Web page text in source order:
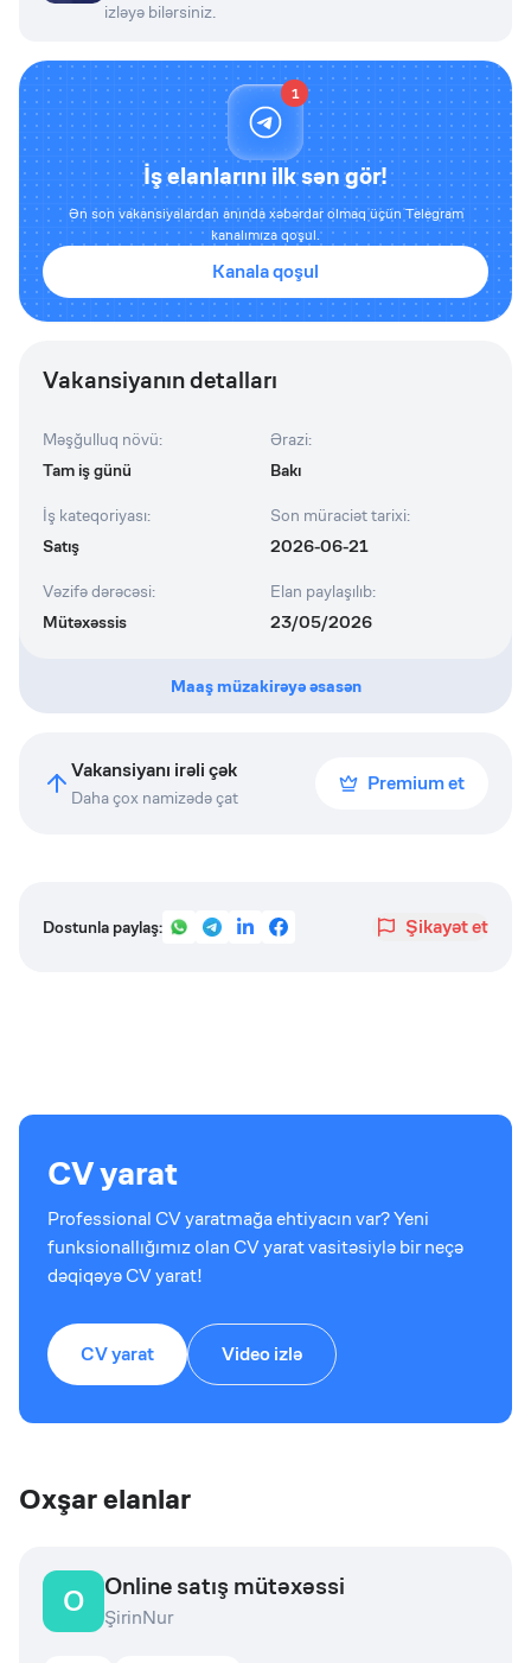
izləyə bilərsiniz.
1
İş elanlarını ilk sən gör!
Ən son vakansiyalardan anında xəbərdar olmaq üçün Telegram
kanalımıza qoşul.
Kanala qoşul
Vakansiyanın detalları
Məşğulluq növü:
Tam iş günü
Ərazi:
Bakı
İş kateqoriyası:
Satış
Son müraciət tarixi:
2026-06-21
Vəzifə dərəcəsi:
Mütəxəssis
Elan paylaşılıb:
23/05/2026
Maaş müzakirəyə əsasən
Vakansiyanı irəli çək
Daha çox namizədə çat
Premium et
Dostunla paylaş: Şikayət et
CV yarat
Professional CV yaratmağa ehtiyacın var? Yeni
funksionallığımız olan CV yarat vasitəsiylə bir neçə
dəqiqəyə CV yarat!
CV yarat Video izlə
Oxşar elanlar
O Online satış mütəxəssi
ŞirinNur